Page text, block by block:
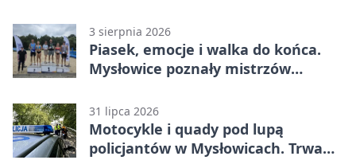
3 sierpnia 2026
Piasek, emocje i walka do końca.
Mysłowice poznały mistrzów
31 lipca 2026
Motocykle i quady pod lupą
policjantów w Mysłowicach. Trwa